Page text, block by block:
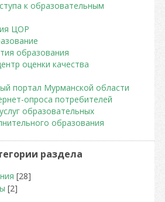
к образовательным
ЦОР
образования
оценки качества
портал Мурманской области
опроса потребителей
образовательных
образования
раздела
[28]
[2]